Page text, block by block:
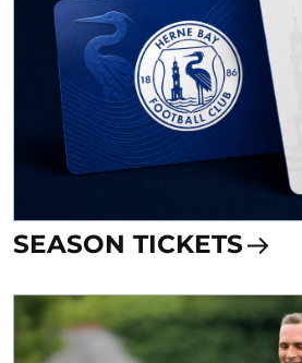
SEASON TICKETS